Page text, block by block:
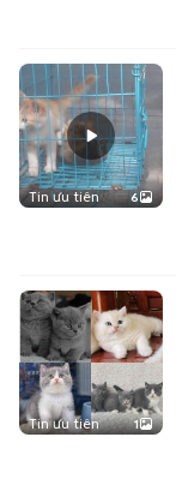
Tin ưu tiên 6
Tin ưu tiên 1